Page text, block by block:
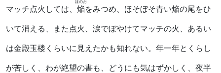
マッチ点火しては、 焔
ほのお
をみつめ、ほそぼそ青い焔の尾をひ
いて消える、また点火、涙でぼやけてマッチの火、あるい
は金殿玉楼くらいに見えたかも知れない。年一年とくらし
が苦しく、わが絶望の書も、どうにも気はずかしく、夜半